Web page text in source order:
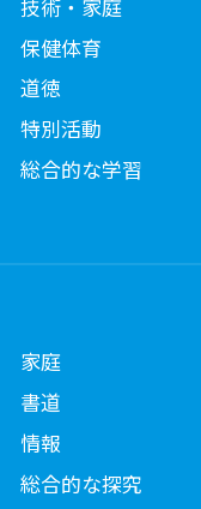
技術・家庭
保健体育
道徳
特別活動
総合的な学習
家庭
書道
情報
総合的な探究